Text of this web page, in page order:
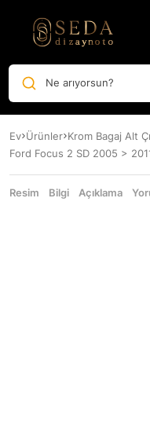
Ne arıyorsun?
Ev Ürünler Krom Bagaj Alt
Ford Focus 2 SD 2005 >
Resim Bilgi Açıklama